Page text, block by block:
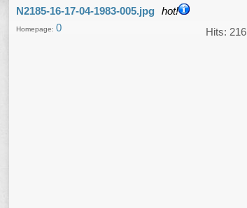
N2185-16-17-04-1983-005.jpg hot!
Hits: 216
Homepage: 0